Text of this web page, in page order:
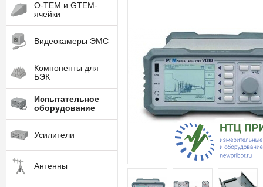
O-TEM и GTEM-
ячейки
Видеокамеры ЭМС
Компоненты для
БЭК
Испытательное
оборудование
Усилители
Антенны